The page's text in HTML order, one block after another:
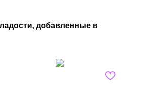
добавленные в